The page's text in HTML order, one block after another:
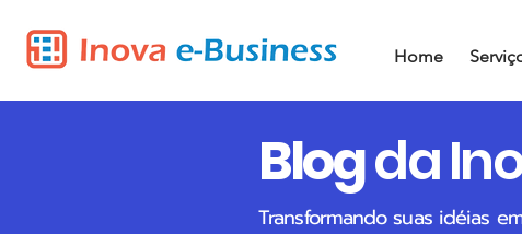
Home
Blogda
Transformando suas idéias